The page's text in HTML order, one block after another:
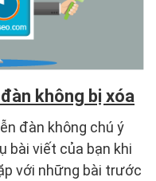
không bị xóa
đàn không chú ý
bài viết của bạn khi
với những bài trước